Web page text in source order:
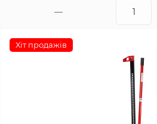
Хіт продажів